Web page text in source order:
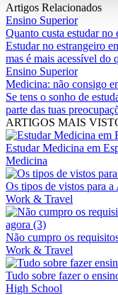
Artigos Relacionados
Ensino Superior
Quanto custa estudar no
Estudar no estrangeiro
mas é mais acessível do
Ensino Superior
Medicina: não consigo
Se tens o sonho de
parte das tuas
ARTIGOS MAIS
Estudar Medicina em
Medicina
Os tipos de vistos para a
Work & Travel
Não cumpro os
Work & Travel
Tudo sobre fazer o
High School